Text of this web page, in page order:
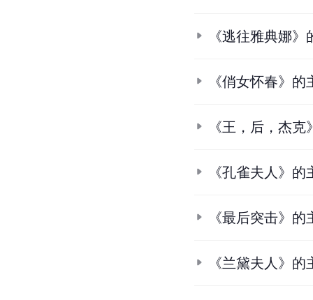
《逃往雅典娜
《俏女怀春》的
《王，后，杰
《孔雀夫人》的
《最后突击》的
《兰黛夫人》的